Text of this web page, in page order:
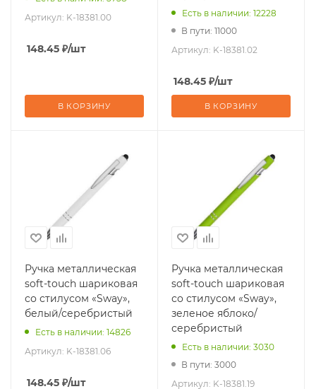
Артикул: K-18381.00
148.45 ₽/шт
В КОРЗИНУ
Есть в наличии: 12228
В пути: 11000
Артикул: K-18381.02
148.45 ₽/шт
В КОРЗИНУ
Ручка металлическая
soft-touch шариковая
со стилусом «Sway»,
белый/серебристый
Есть в наличии: 14826
Артикул: K-18381.06
148.45 ₽/шт
Ручка металлическая
soft-touch шариковая
со стилусом «Sway»,
зеленое яблоко/
серебристый
Есть в наличии: 3030
В пути: 3000
Артикул: K-18381.19